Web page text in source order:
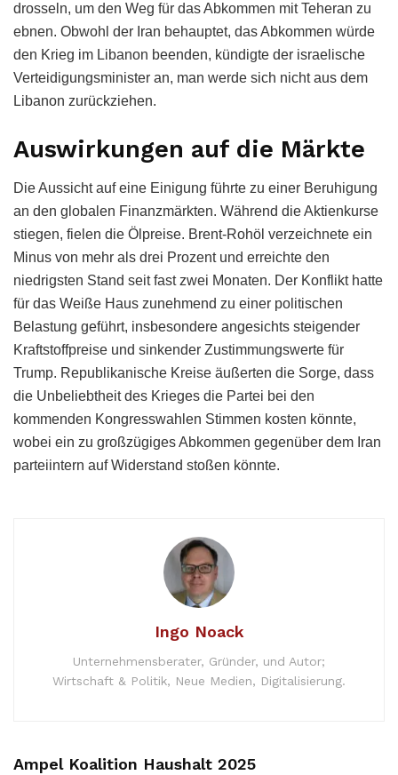
drosseln, um den Weg für das Abkommen mit Teheran zu
ebnen. Obwohl der Iran behauptet, das Abkommen würde
den Krieg im Libanon beenden, kündigte der israelische
Verteidigungsminister an, man werde sich nicht aus dem
Libanon zurückziehen.
Auswirkungen auf die Märkte
Die Aussicht auf eine Einigung führte zu einer Beruhigung
an den globalen Finanzmärkten. Während die Aktienkurse
stiegen, fielen die Ölpreise. Brent-Rohöl verzeichnete ein
Minus von mehr als drei Prozent und erreichte den
niedrigsten Stand seit fast zwei Monaten. Der Konflikt hatte
für das Weiße Haus zunehmend zu einer politischen
Belastung geführt, insbesondere angesichts steigender
Kraftstoffpreise und sinkender Zustimmungswerte für
Trump. Republikanische Kreise äußerten die Sorge, dass
die Unbeliebtheit des Krieges die Partei bei den
kommenden Kongresswahlen Stimmen kosten könnte,
wobei ein zu großzügiges Abkommen gegenüber dem Iran
parteiintern auf Widerstand stoßen könnte.
Ingo Noack
Unternehmensberater, Gründer, und Autor;
Wirtschaft & Politik, Neue Medien, Digitalisierung.
Ampel Koalition Haushalt 2025